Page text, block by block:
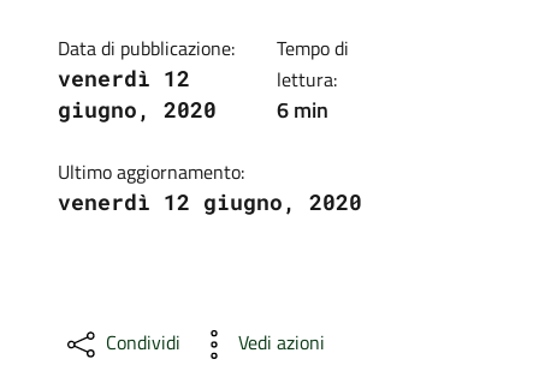
Data di pubblicazione:
venerdì 12
giugno, 2020
Tempo di
lettura:
6 min
Ultimo aggiornamento:
venerdì 12 giugno, 2020
Condividi Vedi azioni